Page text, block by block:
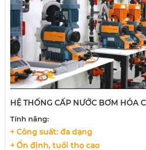
HỆ THỐNG CẤP NƯỚC BƠM HÓA
Tính năng:
+ Công suất: đa dạng
+ Ổn định, tuổi thọ cao